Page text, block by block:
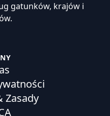
gatunków, krajów i
Zasady